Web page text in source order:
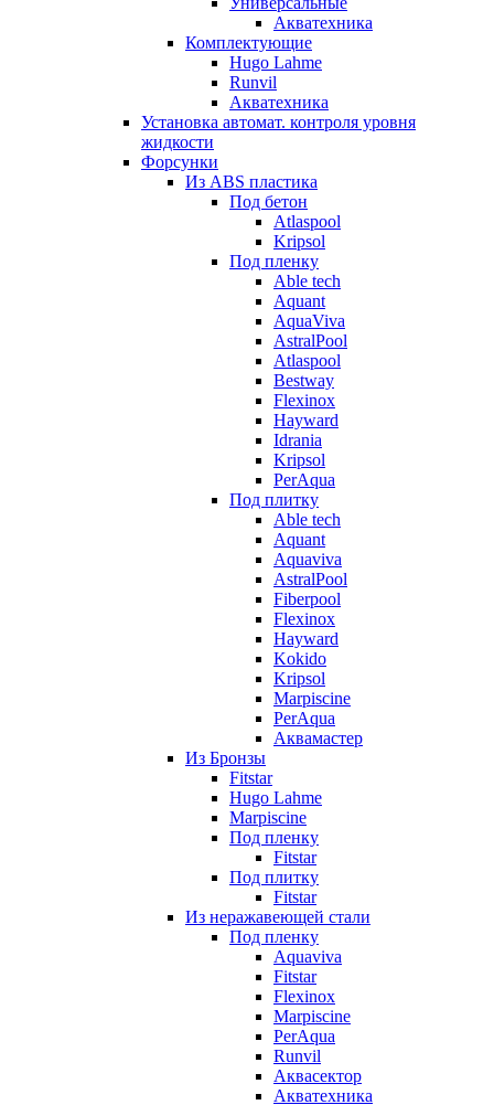
Акватехника
Комплектующие
Hugo Lahme
Runvil
Акватехника
Установка автомат. контроля уровня
жидкости
Форсунки
Из ABS пластика
Под бетон
Atlaspool
Kripsol
Под пленку
Able tech
Aquant
AquaViva
AstralPool
Atlaspool
Bestway
Flexinox
Hayward
Idrania
Kripsol
PerAqua
Под плитку
Able tech
Aquant
Aquaviva
AstralPool
Fiberpool
Flexinox
Hayward
Kokido
Kripsol
Marpiscine
PerAqua
Аквамастер
Из Бронзы
Fitstar
Hugo Lahme
Marpiscine
Под пленку
Fitstar
Под плитку
Fitstar
Из неражавеющей стали
Под пленку
Aquaviva
Fitstar
Flexinox
Marpiscine
PerAqua
Runvil
Аквасектор
Акватехника